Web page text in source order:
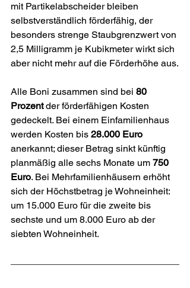
mit Partikelabscheider bleiben
selbstverständlich förderfähig, der
besonders strenge Staubgrenzwert von
2,5 Milligramm je Kubikmeter wirkt sich
aber nicht mehr auf die Förderhöhe aus.
Alle Boni zusammen sind bei 80
Prozent der förderfähigen Kosten
gedeckelt. Bei einem Einfamilienhaus
werden Kosten bis 28.000 Euro
anerkannt; dieser Betrag sinkt künftig
planmäßig alle sechs Monate um 750
Euro. Bei Mehrfamilienhäusern erhöht
sich der Höchstbetrag je Wohneinheit:
um 15.000 Euro für die zweite bis
sechste und um 8.000 Euro ab der
siebten Wohneinheit.